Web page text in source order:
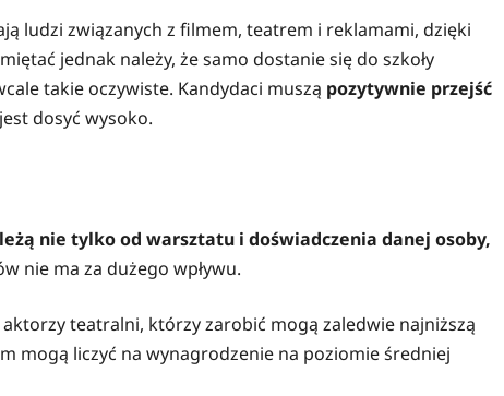
ludzi związanych z filmem, teatrem i reklamami, dzięki
jednak należy, że samo dostanie się do szkoły
takie oczywiste. Kandydaci muszą pozytywnie przejść
dosyć wysoko.
nie tylko od warsztatu i doświadczenia danej osoby,
nie ma za dużego wpływu.
teatralni, którzy zarobić mogą zaledwie najniższą
mogą liczyć na wynagrodzenie na poziomie średniej